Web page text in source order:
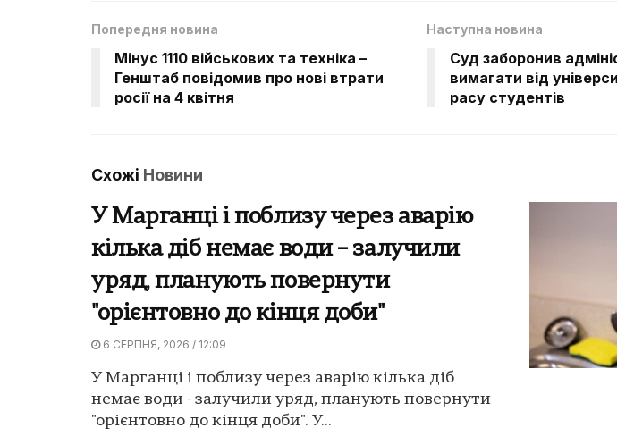
Попередня новина
Мінус 1110 військових та техніка –
Генштаб повідомив про нові втрати
росії на 4 квітня
Наступна новина
Суд заборонив
вимагати від
расу студентів
Схожі Новини
У Марганці і поблизу через аварію
кілька діб немає води – залучили
уряд, планують повернути
"орієнтовно до кінця доби"
6 СЕРПНЯ, 2026 / 12:09
У Марганці і поблизу через аварію кілька діб
немає води - залучили уряд, планують повернути
"орієнтовно до кінця доби". У...